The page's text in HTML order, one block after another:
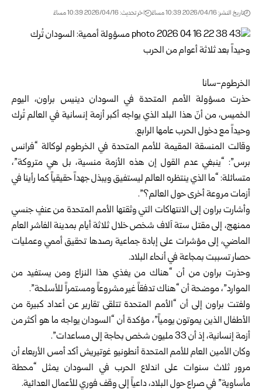
تاريخ النشر: 2026/04/16 10:39 مساءً اخر تحديث: 2026/04/16 10:39 مساءً
الخرطوم-سانا
حذرت مسؤولة الأمم المتحدة في السودان دينيس براون، اليوم
الخميس، من أنّ هذا البلد الذي يواجه أكبر أزمة إنسانية في العالم تُرك
وحيداً مع دخول الحرب عامها الرابع.
وقالت المنسقة المقيمة للأمم المتحدة في الخرطوم لوكالة “فرانس
برس”: “ينبغي عدم القول إن هذه الأزمة منسية، بل هي متروكة”،
متسائلة: “ما الذي ينتظره العالم ليستفيق ويبذل جهداً حقيقياً كما رأينا في
أزمات مروعة أخرى حول العالم؟”.
وأشارت براون إلى الانتهاكات التي وثقتها الأمم المتحدة من عنفٍ جنسي
ممنهج، إلى مقتل ستة آلاف شخص خلال ثلاثة أيام بمدينة الفاشر العام
الماضي، إلى مؤشرات على إبادة جماعية رصدها تحقيق أممي وعمليات
حصار تسببت بمجاعة في أنحاء البلاد.
وحذرت براون من أن “هناك من يغذي هذا النزاع ومن يستفيد من
الموارد”، موضحة أن “هناك تدفقاً غير مشروعاً ومستمراً للأسلحة”.
ولفتت براون إلى أن “الأمم المتحدة تتلقى تقارير عن أعداد كبيرة من
الأطفال الذين يموتون يومياً”، مؤكدة أن “السودان يواجه ما هو أكثر من
أزمة إنسانية، إذ أن 33 مليون شخص بحاجة إلى مساعدات”.
وكان الأمين العام للأمم المتحدة أنطونيو غوتيريش أكد أمس الأربعاء أن
مرور ثلاث سنوات على اندلاع الحرب في السودان يمثل “محطة
مأساوية” في صراع حول البلاد، داعياً إلى وقف فوري للأعمال العدائية.